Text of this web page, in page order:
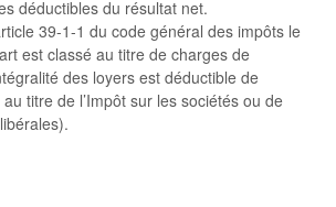
déductibles du résultat net.
39-1-1 du code général des impôts le
est classé au titre de charges de
des loyers est déductible de
au titre de l’Impôt sur les sociétés ou de